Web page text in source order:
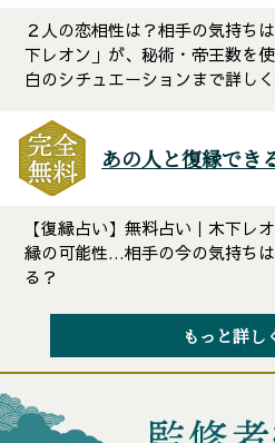
２人の恋相性は？相手の気持ち
下レオン」が、秘術・帝王数を
白のシチュエーションまで詳し
あの人と復縁でき
【復縁占い】無料占い｜木下レ
縁の可能性…相手の今の気持ち
る？
もっと詳し